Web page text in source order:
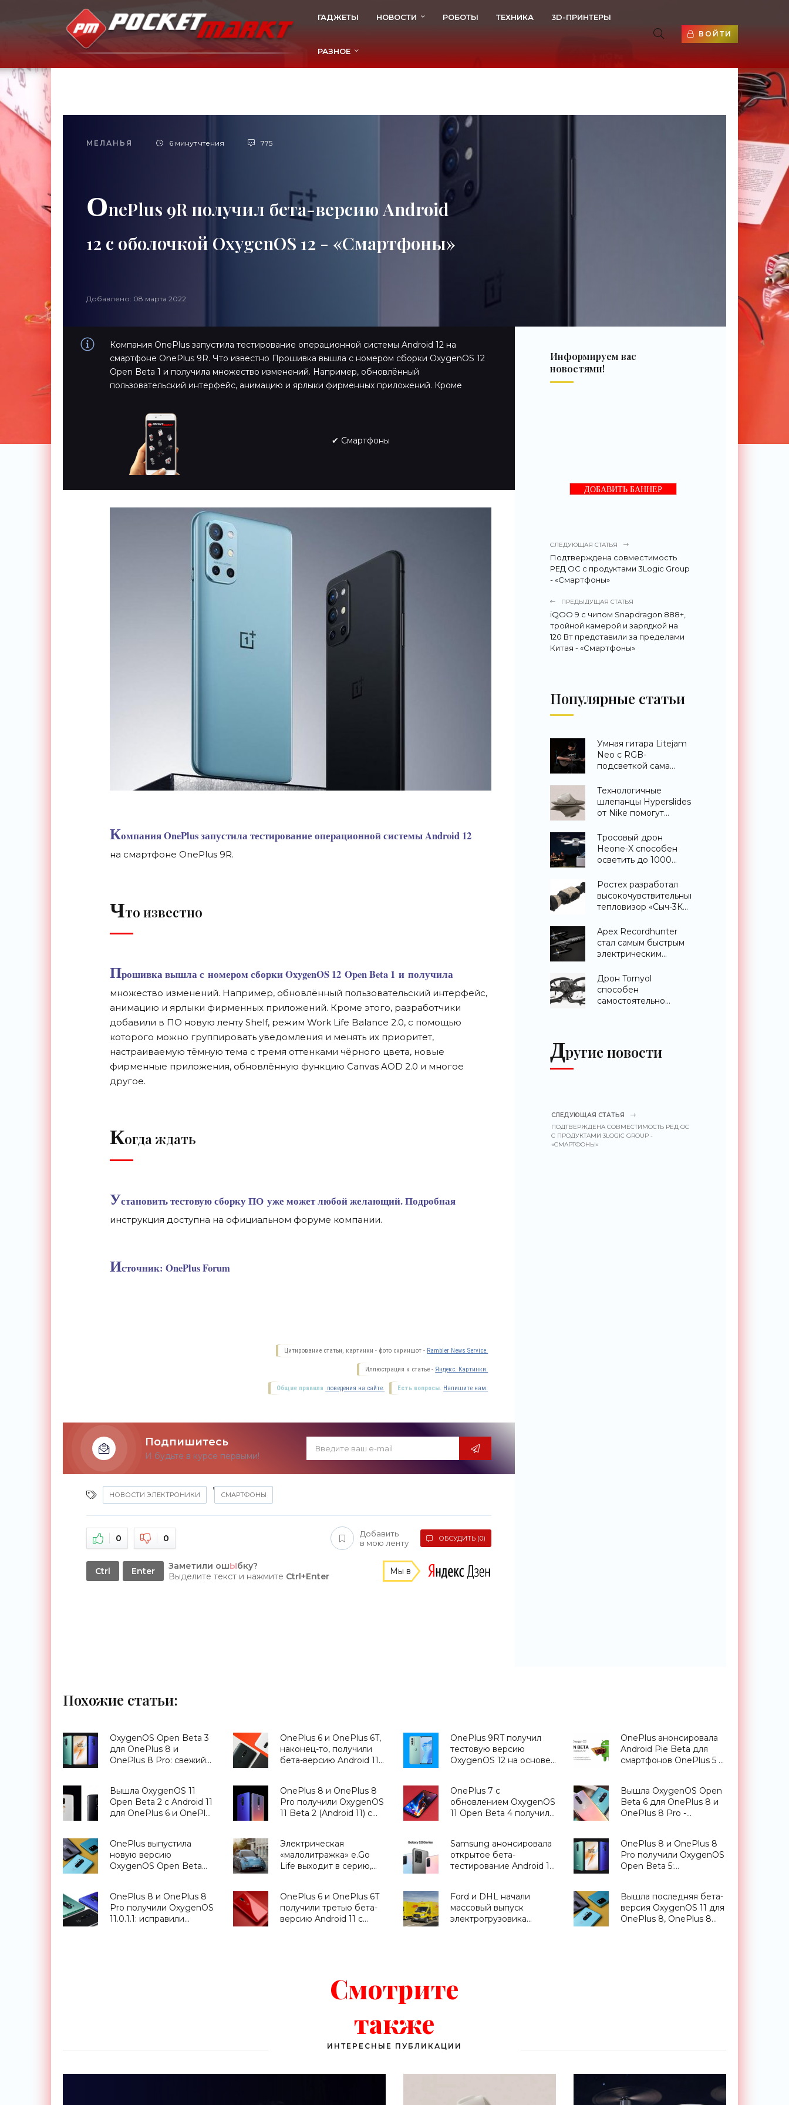
ГАДЖЕТЫ НОВОСТИ РОБОТЫ ТЕХНИКА 3D-ПРИНТЕРЫ
РАЗНОЕ
ВОЙТИ
МЕЛАНЬЯ 6 минут чтения 775
OnePlus 9R получил бета-версию Android
12 с оболочкой OxygenOS 12 - «Смартфоны»
Добавлено: 08 марта 2022
Компания OnePlus запустила тестирование операционной системы Android 12 на
смартфоне OnePlus 9R. Что известно Прошивка вышла с номером сборки OxygenOS 12
Open Beta 1 и получила множество изменений. Например, обновлённый
пользовательский интерфейс, анимацию и ярлыки фирменных приложений. Кроме
✔ Смартфоны
Компания OnePlus запустила тестирование операционной системы Android 12
на смартфоне OnePlus 9R.
Что известно
Прошивка вышла с номером сборки OxygenOS 12 Open Beta 1 и получила
множество изменений. Например, обновлённый пользовательский интерфейс,
анимацию и ярлыки фирменных приложений. Кроме этого, разработчики
добавили в ПО новую ленту Shelf, режим Work Life Balance 2.0, с помощью
которого можно группировать уведомления и менять их приоритет,
настраиваемую тёмную тема с тремя оттенками чёрного цвета, новые
фирменные приложения, обновлённую функцию Canvas AOD 2.0 и многое
другое.
Когда ждать
Установить тестовую сборку ПО уже может любой желающий. Подробная
инструкция доступна на официальном форуме компании.
Источник: OnePlus Forum
Цитирование статьи, картинки - фото скриншот - Rambler News Service.
Иллюстрация к статье - Яндекс. Картинки.
Есть вопросы. Напишите нам.
Общие правила поведения на сайте.
Подпишитесь
И будьте в курсе первыми!
НОВОСТИ ЭЛЕКТРОНИКИ
,
СМАРТФОНЫ
0 0
Добавить
в мою ленту
ОБСУДИТЬ (0)
Ctrl Enter Заметили ошЫбку?
Выделите текст и нажмите Ctrl+Enter Мы в
Информируем вас
новостями!
ДОБАВИТЬ БАННЕР
СЛЕДУЮЩАЯ СТАТЬЯ
Подтверждена совместимость
РЕД ОС с продуктами 3Logic Group
- «Смартфоны»
ПРЕДЫДУЩАЯ СТАТЬЯ
iQOO 9 с чипом Snapdragon 888+,
тройной камерой и зарядкой на
120 Вт представили за пределами
Китая - «Смартфоны»
Популярные статьи
Умная гитара Litejam
Neo с RGB-
подсветкой сама
«Гаджеты»
Технологичные
шлепанцы Hyperslides
от Nike помогут
ноги после
тренировки -
«Гаджеты»
Тросовый дрон
Heone-X способен
осветить до 1000
земли -
«Беспилотники»
Ростех разработал
высокочувствительный
тепловизор «Сыч-3К»
распознавания до 2
км - «Гаджеты»
Apex Recordhunter
стал самым быстрым
электрическим
«Беспилотники»
Дрон Tornyol
способен
самостоятельно
Другие новости
СЛЕДУЮЩАЯ СТАТЬЯ
ПОДТВЕРЖДЕНА СОВМЕСТИМОСТЬ РЕД ОС
С ПРОДУКТАМИ 3LOGIC GROUP -
«СМАРТФОНЫ»
Похожие статьи:
OxygenOS Open Beta 3
для OnePlus 8 и
OnePlus 8 Pro: свежий
многое другое -
«Смартфоны»
OnePlus 6 и OnePlus 6T,
наконец-то, получили
бета-версию Android 11 с
OnePlus 9RT получил
тестовую версию
OxygenOS 12 на основе
OnePlus анонсировала
Android Pie Beta для
смартфонов OnePlus 5 и
Вышла OxygenOS 11
Open Beta 2 с Android 11
для OnePlus 6 и OnePlus
OnePlus 8 и OnePlus 8
Pro получили OxygenOS
11 Beta 2 (Android 11) с
«Смартфоны»
OnePlus 7 с
обновлением OxygenOS
11 Open Beta 4 получил
«Смартфоны»
Вышла OxygenOS Open
Beta 6 для OnePlus 8 и
OnePlus 8 Pro -
OnePlus выпустила
новую версию
OxygenOS Open Beta
«Смартфоны»
Электрическая
«малолитражка» e.Go
Life выходит в серию,
Samsung анонсировала
открытое бета-
тестирование Android 11
Galaxy S20 Ultra -
«Смартфоны»
OnePlus 8 и OnePlus 8
Pro получили OxygenOS
Open Beta 5:
функция Rewind
Recording в Game Space
- «Смартфоны»
OnePlus 8 и OnePlus 8
Pro получили OxygenOS
11.0.1.1: исправили
OnePlus 6 и OnePlus 6T
получили третью бета-
версию Android 11 c
Ford и DHL начали
массовый выпуск
электрогрузовика
Вышла последняя бета-
версия OxygenOS 11 для
OnePlus 8, OnePlus 8
Смотрите
также
ИНТЕРЕСНЫЕ ПУБЛИКАЦИИ